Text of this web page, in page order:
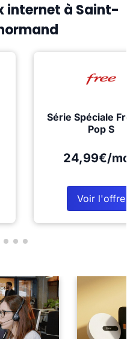
internet à Saint-
Série Spéciale
Pop S
24,99€/
Voir l'offre